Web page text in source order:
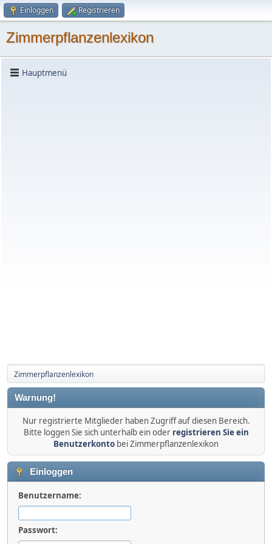
Einloggen Registrieren
Zimmerpflanzenlexikon
Hauptmenü
Zimmerpflanzenlexikon
Warnung!
Nur registrierte Mitglieder haben Zugriff auf diesen Bereich.
Bitte loggen Sie sich unterhalb ein oder registrieren Sie ein
Benutzerkonto bei Zimmerpflanzenlexikon
Einloggen
Benutzername:
Passwort: